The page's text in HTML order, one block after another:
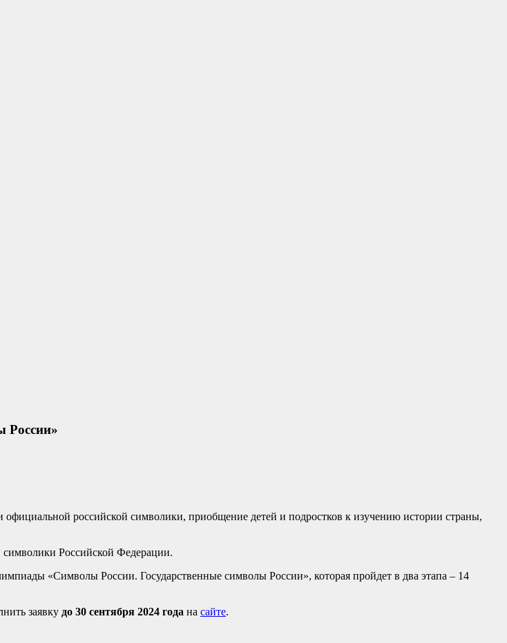
России»
российской символики, приобщение детей и подростков к изучению истории страны,
символики Российской Федерации.
«Символы России. Государственные символы России», которая пройдет в два этапа – 14
заявку до 30 сентября 2024 года на сайте.